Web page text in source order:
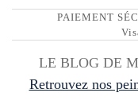
PAIEMENT
LE BLOG DE
Retrouvez nos